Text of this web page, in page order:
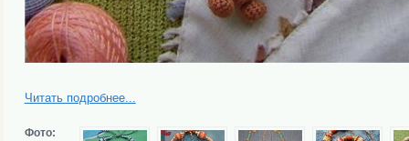
Читать подробнее...
Фото: